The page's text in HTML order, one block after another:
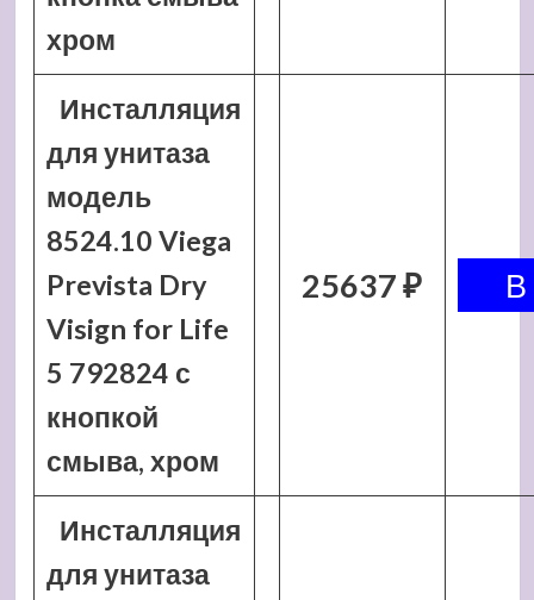
хром
Инсталляция
для унитаза
модель
8524.10 Viega
Prevista Dry
Visign for Life
5 792824 с
кнопкой
смыва, хром
25637 ₽
Инсталляция
для унитаза